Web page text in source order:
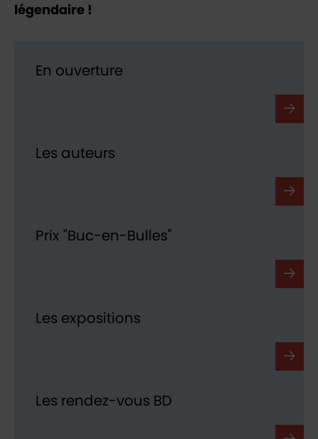
légendaire !
En ouverture
Les auteurs
Prix "Buc-en-Bulles"
Les expositions
Les rendez-vous BD